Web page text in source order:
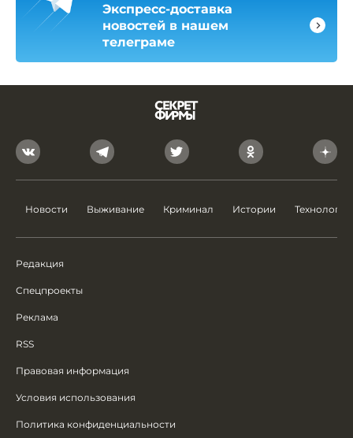
Экспресс-доставка
новостей в нашем
телеграме
Новости Выживание Криминал Истории Технологии
Редакция
Спецпроекты
Реклама
RSS
Правовая информация
Условия использования
Политика конфиденциальности